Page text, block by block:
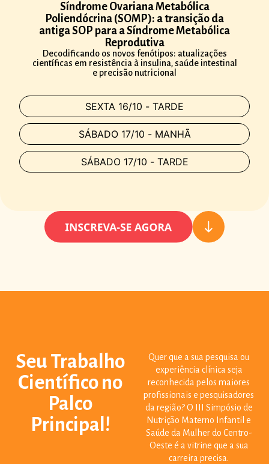
SEXTA 16/10 - TARDE
SÁBADO 17/10 - MANHÃ
SÁBADO 17/10 - TARDE
Síndrome Ovariana Metabólica
Poliendócrina (SOMP): a transição da
antiga SOP para a Síndrome Metabólica
Reprodutiva
Decodificando os novos fenótipos: atualizações
científicas em resistência à insulina, saúde intestinal
e precisão nutricional
Seu Trabalho
Científico no
Palco
Principal!
Quer que a sua pesquisa ou
experiência clínica seja
reconhecida pelos maiores
profissionais e pesquisadores
da região? O III Simpósio de
Nutrição Materno Infantil e
Saúde da Mulher do Centro-
Oeste é a vitrine que a sua
carreira precisa.